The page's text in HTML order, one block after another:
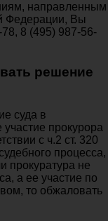
направленным
Федерации, Вы
8 (495) 987-56-
решение
суда в
прокурора
с ч.2 ст. 320
процесса,
прокуратура не
а ее участие по
то обжаловать